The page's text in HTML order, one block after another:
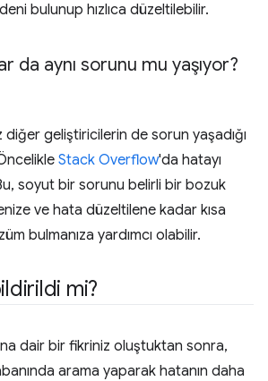
bulunup hızlıca düzeltilebilir.
da aynı sorunu mu yaşıyor?
diğer geliştiricilerin de sorun yaşadığı
Stack Overflow'da hatayı
soyut bir sorunu belirli bir bozuk
ve hata düzeltilene kadar kısa
bulmanıza yardımcı olabilir.
mi?
dair bir fikriniz oluştuktan sonra,
arama yaparak hatanın daha